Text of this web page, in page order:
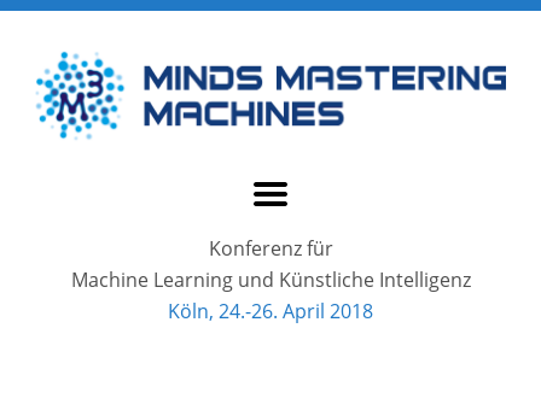
Konferenz für
Machine Learning und Künstliche Intelligenz
Köln, 24.-26. April 2018